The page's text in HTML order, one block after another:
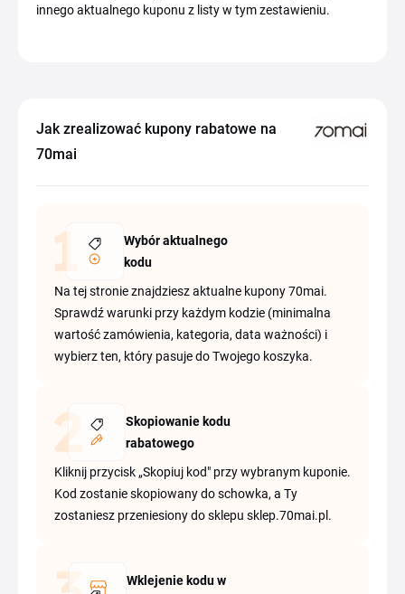
innego aktualnego kuponu z listy w tym zestawieniu.
Jak zrealizować kupony rabatowe na
70mai
Wybór aktualnego
kodu
Na tej stronie znajdziesz aktualne kupony 70mai.
Sprawdź warunki przy każdym kodzie (minimalna
wartość zamówienia, kategoria, data ważności) i
wybierz ten, który pasuje do Twojego koszyka.
Skopiowanie kodu
rabatowego
Kliknij przycisk „Skopiuj kod" przy wybranym kuponie.
Kod zostanie skopiowany do schowka, a Ty
zostaniesz przeniesiony do sklepu sklep.70mai.pl.
Wklejenie kodu w